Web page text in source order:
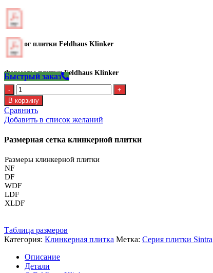
Каталог плитки Feldhaus Klinker
Форматы плитки Feldhaus Klinker
Быстрый заказ
Количество
Клинкерная
плитка
Feldhaus
R
DF11
В корзину
Сравнить
Добавить в список желаний
Размерная сетка клинкерной плитки
Размеры клинкерной плитки
NF
DF
WDF
LDF
XLDF
Таблица размеров
Категория: Клинкерная плитка Метка: Серия плитки Sintra
Описание
Детали